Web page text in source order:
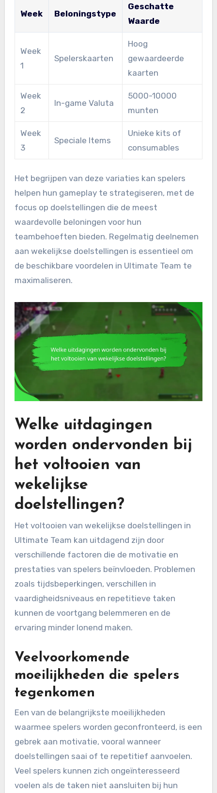
Week Beloningstype
Geschatte
Waarde
Week
1
Spelerskaarten
Hoog
gewaardeerde
kaarten
Week
2
In-game Valuta
5000-10000
munten
Week
3
Speciale Items
Unieke kits of
consumables
Het begrijpen van deze variaties kan spelers
helpen hun gameplay te strategiseren, met de
focus op doelstellingen die de meest
waardevolle beloningen voor hun
teambehoeften bieden. Regelmatig deelnemen
aan wekelijkse doelstellingen is essentieel om
de beschikbare voordelen in Ultimate Team te
maximaliseren.
Welke uitdagingen
worden ondervonden bij
het voltooien van
wekelijkse
doelstellingen?
Het voltooien van wekelijkse doelstellingen in
Ultimate Team kan uitdagend zijn door
verschillende factoren die de motivatie en
prestaties van spelers beïnvloeden. Problemen
zoals tijdsbeperkingen, verschillen in
vaardigheidsniveaus en repetitieve taken
kunnen de voortgang belemmeren en de
ervaring minder lonend maken.
Veelvoorkomende
moeilijkheden die spelers
tegenkomen
Een van de belangrijkste moeilijkheden
waarmee spelers worden geconfronteerd, is een
gebrek aan motivatie, vooral wanneer
doelstellingen saai of te repetitief aanvoelen.
Veel spelers kunnen zich ongeïnteresseerd
voelen als de taken niet aansluiten bij hun